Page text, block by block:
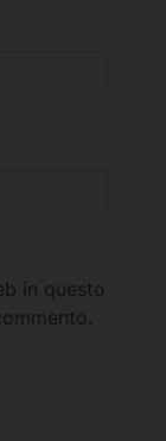
in questo